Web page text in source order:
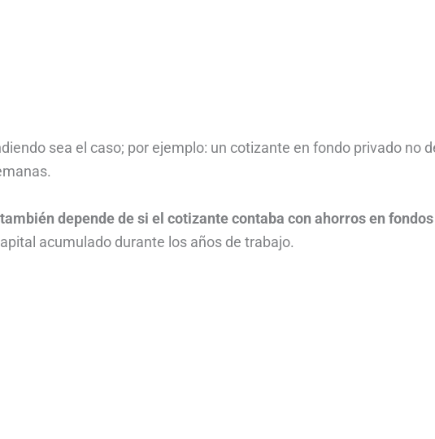
sea el caso; por ejemplo: un cotizante en fondo privado no
también depende de si el cotizante contaba con ahorros en fondos
acumulado durante los años de trabajo.